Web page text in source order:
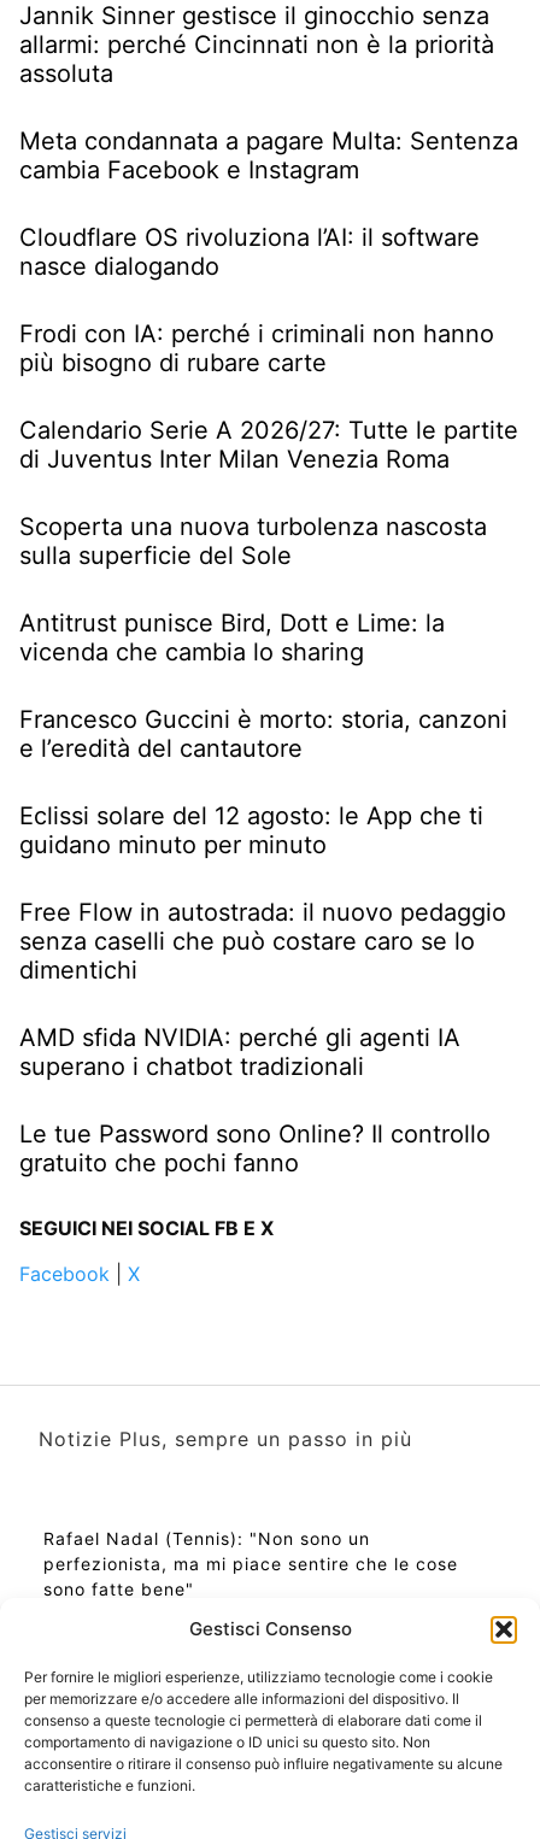
Gestisci Consenso
Per fornire le migliori esperienze, utilizziamo tecnologie come i cookie
per memorizzare e/o accedere alle informazioni del dispositivo. Il
consenso a queste tecnologie ci permetterà di elaborare dati come il
comportamento di navigazione o ID unici su questo sito. Non
acconsentire o ritirare il consenso può influire negativamente su alcune
caratteristiche e funzioni.
Gestisci servizi
Jannik Sinner gestisce il ginocchio senza
allarmi: perché Cincinnati non è la priorità
assoluta
Meta condannata a pagare Multa: Sentenza
cambia Facebook e Instagram
Cloudflare OS rivoluziona l’AI: il software
nasce dialogando
Frodi con IA: perché i criminali non hanno
più bisogno di rubare carte
Calendario Serie A 2026/27: Tutte le partite
di Juventus Inter Milan Venezia Roma
Scoperta una nuova turbolenza nascosta
sulla superficie del Sole
Antitrust punisce Bird, Dott e Lime: la
vicenda che cambia lo sharing
Francesco Guccini è morto: storia, canzoni
e l’eredità del cantautore
Eclissi solare del 12 agosto: le App che ti
guidano minuto per minuto
Free Flow in autostrada: il nuovo pedaggio
senza caselli che può costare caro se lo
dimentichi
AMD sfida NVIDIA: perché gli agenti IA
superano i chatbot tradizionali
Le tue Password sono Online? Il controllo
gratuito che pochi fanno
SEGUICI NEI SOCIAL FB E X
Facebook
X
Notizie Plus, sempre un passo in più
Rafael Nadal (Tennis): "Non sono un
perfezionista, ma mi piace sentire che le cose
sono fatte bene"
Ora Esatta in Italia in questo momento
Ti Senti Strano Ultimamente? Potrebbe Essere per
la Risonanza di Schumann
Come Sapere Se Stai Ascendendo alla Quinta